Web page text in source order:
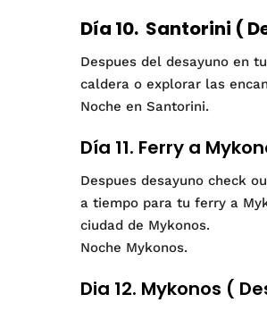
Día 10. Santorini (
Despues del desayuno en
caldera o explorar las
Noche en Santorini.
Día 11. Ferry a
Despues desayuno check
a tiempo para tu ferry a
ciudad de Mykonos.
Noche Mykonos.
Dia 12. Mykonos (